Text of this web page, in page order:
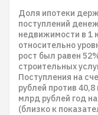
Доля ипотеки
поступлений
недвижимости в 1
относительно
рост был равен
строительных
Поступления на
рублей против
млрд рублей год
(близко к